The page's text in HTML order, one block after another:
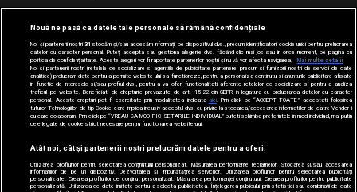
Urmărește-ne și pe
Nouă ne pasă ca datele tale personale să rămână confidențiale
Noi și partenerii noștri31 stocăm și/sau accesăm informații pe dispozitivul dvs., precum identificatorii cookie unici pentru prelucrarea
datelor cu caracter personal. Puteți accepta sau gestiona alegerile dvs. făcând clic mai jos sau în orice moment, pe pagina cu
politica de confidențialitate. Aceste alegeri vor fi raportate partenerilor noștri și nu vă vor afecta navigarea.
Mai multe detalii
Noi si partenerii nostri (retelele de socializare si agentiile de publicitate partenere, precum si furnizorii nostri de servicii de date
analitice) prelucram date pentru a permite website-ului sa functioneze, pentru a personaliza continutul si anunturile publicitare afisate
in functie de interesele si/sau profilul dvs., pentru a va oferi functionalitati aferente retelelor de socializare si pentru a analiza
traficul pe website. Beneficiati de drepturile prevazute de art. 15-22 din GDPR in legatura cu prelucrarea datelor cu caracter
personal. Aceste drepturi pot fi exercitate prin modalitatea indicata aici. Prin click pe “ACCEPT TOATE”, acceptati folosirea
tuturor Tehnologiilor de tip Cookie, care implica inclusiv acceptul dvs. cu privire la stocarea/accesarea informatiilor de catre Vendor-ii
cu care colaboram. Prin click pe “VREAU SA MODIFIC SETARILE INDIVIDUAL” puteti schimba preferintele in mod individual, mai putin
cele legate de cookie strict necesare pentru functionarea website-ului.
Atât noi, cât și partenerii noștri prelucrăm datele pentru a oferi:
Utilizarea profilurilor pentru selectarea conținutului personalizat. Măsurarea performanței reclamelor. Stocarea și/sau accesarea
informațiilor de pe un dispozitiv. Dezvoltarea și îmbunătățirea serviciilor. Utilizarea profilurilor pentru selectarea publicității
personalizate. Crearea profilurilor de conținut personalizat. Măsurarea performanței conținutului. Crearea profilurilor pentru publicitate
personalizată. Utilizarea de date limitate pentru a selecta publicitatea. Înțelegerea publicului prin statistici sau combinații de date